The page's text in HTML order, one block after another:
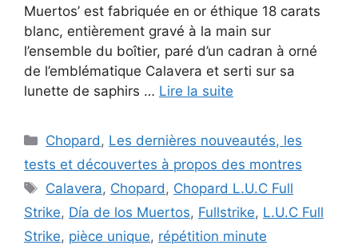
Muertos’ est fabriquée en or éthique 18 carats
blanc, entièrement gravé à la main sur
l’ensemble du boîtier, paré d’un cadran à orné
de l’emblématique Calavera et serti sur sa
lunette de saphirs … Lire la suite
Catégories
Chopard , Les dernières nouveautés, les
tests et découvertes à propos des montres
Étiquettes
Calavera, Chopard , Chopard L.U.C Full
Strike, Día de los Muertos, Fullstrike, L.U.C Full
Strike, pièce unique, répétition minute